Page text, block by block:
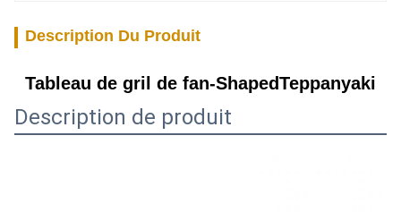
Description Du Produit
Tableau de gril de fan-ShapedTeppanyaki
Description de produit